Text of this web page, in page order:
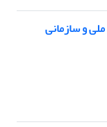
و سازمانی